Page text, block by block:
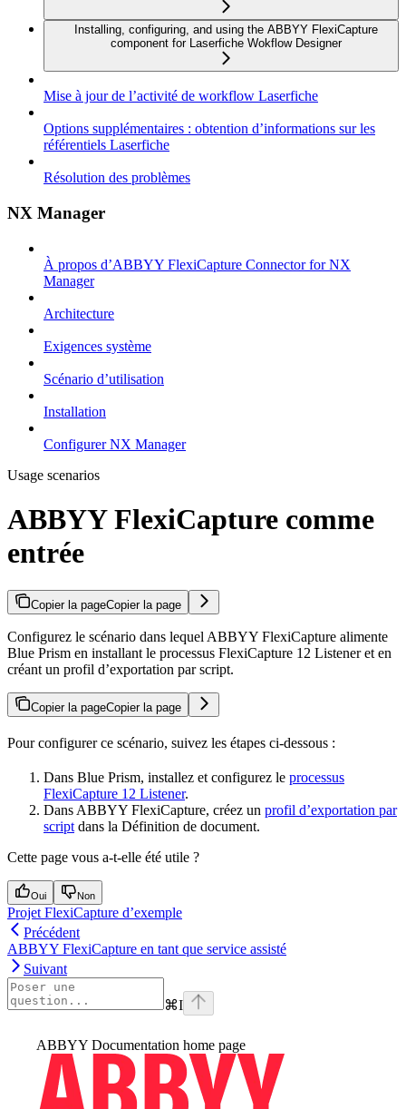
Installing, configuring, and using the ABBYY FlexiCapture
component for Laserfiche Wokflow Designer
Mise à jour de l’activité de workflow Laserfiche
Options supplémentaires : obtention d’informations sur les
référentiels Laserfiche
Résolution des problèmes
NX Manager
À propos d’ABBYY FlexiCapture Connector for NX
Manager
Architecture
Exigences système
Scénario d’utilisation
Installation
Configurer NX Manager
Usage scenarios
ABBYY FlexiCapture comme
entrée
Copier la pageCopier la page
Configurez le scénario dans lequel ABBYY FlexiCapture alimente
Blue Prism en installant le processus FlexiCapture 12 Listener et en
créant un profil d’exportation par script.
Copier la pageCopier la page
Pour configurer ce scénario, suivez les étapes ci-dessous :
Dans Blue Prism, installez et configurez le processus
FlexiCapture 12 Listener.
Dans ABBYY FlexiCapture, créez un profil d’exportation par
script dans la Définition de document.
Cette page vous a-t-elle été utile ?
Oui Non
Projet FlexiCapture d’exemple
Précédent
ABBYY FlexiCapture en tant que service assisté
Suivant
⌘I
ABBYY Documentation home page